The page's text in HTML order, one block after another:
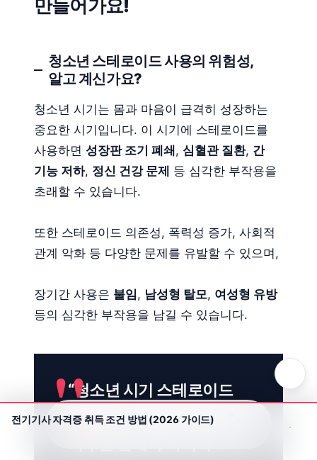
만들어가요!
청소년 스테로이드 사용의 위험성,
알고 계신가요?
청소년 시기는 몸과 마음이 급격히 성장하는
중요한 시기입니다. 이 시기에 스테로이드를
사용하면 성장판 조기 폐쇄 , 심혈관 질환, 간
기능 저하, 정신 건강 문제 등 심각한 부작용을
초래할 수 있습니다.
또한 스테로이드 의존성, 폭력성 증가, 사회적
관계 악화 등 다양한 문제를 유발할 수 있으며,
장기간 사용은 불임, 남성형 탈모, 여성형 유방
등의 심각한 부작용을 남길 수 있습니다.
“청소년 시기 스테로이드
사용은 단순히 근육을
전기기사 자격증 취득 조건 방법 (2026 가이드)